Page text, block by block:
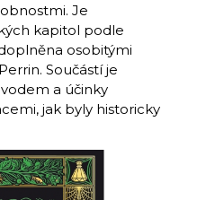
Je
kapitol podle
osobitými
Součástí je
a účinky
jak byly historicky